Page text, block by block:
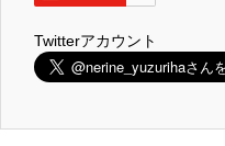
Twitterアカウント